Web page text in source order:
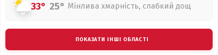
33° 25° Мінлива хмарність, слабкий дощ
ПОКАЗАТИ ІНШІ ОБЛАСТІ